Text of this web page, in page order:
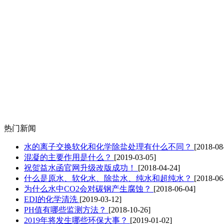
热门新闻
水的离子交换软化和化学除盐处理有什么不同？ [2018-
混凝的主要作用是什么？ [2019-03-05]
祝贺益水函官网升级改版成功！ [2018-04-24]
什么是原水、软化水、除盐水、纯水和超纯水？ [2018-
为什么水中CO2会对碳钢产生腐蚀？ [2018-06-04]
EDI的化学清洗 [2019-03-12]
PH值有哪些监测方法？ [2018-10-26]
2019年将发生哪些环保大事？ [2019-01-02]